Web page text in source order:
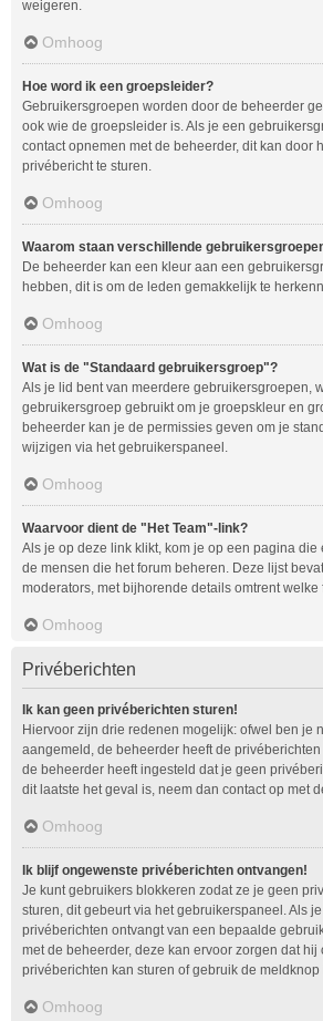
weigeren.
Omhoog
Hoe word ik een groepsleider?
Gebruikersgroepen worden door de beheerder
ook wie de groepsleider is. Als je een
contact opnemen met de beheerder, dit kan door
privébericht te sturen.
Omhoog
Waarom staan verschillende
De beheerder kan een kleur aan een
hebben, dit is om de leden gemakkelijk te
Omhoog
Wat is de "Standaard gebruikersgroep"?
Als je lid bent van meerdere gebruikersgroepen,
gebruikersgroep gebruikt om je groepskleur en
beheerder kan je de permissies geven om je
wijzigen via het gebruikerspaneel.
Omhoog
Waarvoor dient de "Het Team"-link?
Als je op deze link klikt, kom je op een pagina die
de mensen die het forum beheren. Deze lijst
moderators, met bijhorende details omtrent
Omhoog
Privéberichten
Ik kan geen privéberichten sturen!
Hiervoor zijn drie redenen mogelijk: ofwel ben je
aangemeld, de beheerder heeft de
de beheerder heeft ingesteld dat je geen
dit laatste het geval is, neem dan contact op met
Omhoog
Ik blijf ongewenste privéberichten ontvangen!
Je kunt gebruikers blokkeren zodat ze je geen
sturen, dit gebeurt via het gebruikerspaneel. Als
privéberichten ontvangt van een bepaalde
met de beheerder, deze kan ervoor zorgen dat hij
privéberichten kan sturen of gebruik de
Omhoog